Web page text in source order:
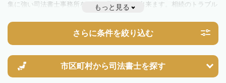
集に強い司法書士事務所を一覧で見ることが出来ます。相続のトラブル
やお悩みを抱えている方は一度近隣の司法書士に相談してみましょう。
もっと見る
さらに条件を絞り込む
市区町村から司法書士を探す